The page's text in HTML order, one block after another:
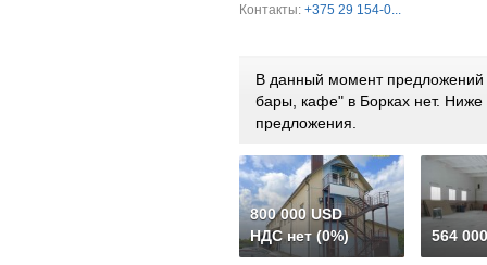
Контакты: +375 29 154-0...
В данный момент
бары, кафе" в Борках нет.
предложения.
800 000 USD
НДС нет (0%)
564